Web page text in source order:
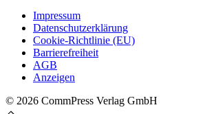
Impressum
Datenschutzerklärung
Cookie-Richtlinie (EU)
Barrierefreiheit
AGB
Anzeigen
© 2026 CommPress Verlag GmbH